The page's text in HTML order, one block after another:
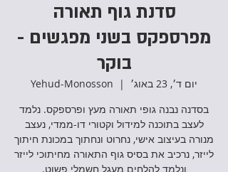
סדנת גוף תאורה
מפרספקס בשני מפגשים -
בוקר
יום ד׳, 23 באוג׳
  |
Yehud-Monosson
בסדנה נבנה גופי תאורה מעץ ופרספקס. נלמד
לעצב בתוכנה למידול וקטורי דו-ממדי, נעצב
מנורה בעיצוב אישי, נחרוט ונחתוך במכונת חיתוך
לייזר, נרכיב את בסיס גוף התאורה מחיתוכי לייזר